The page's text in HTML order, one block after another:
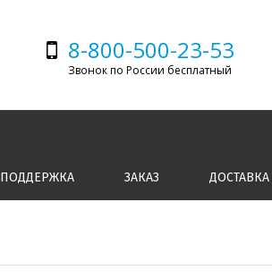
8-800-500-23-53
Звонок по России бесплатный
ПОДДЕРЖКА ЗАКАЗ ДОСТАВКА